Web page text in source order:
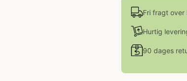
Fri fragt over
Hurtig
90 dages